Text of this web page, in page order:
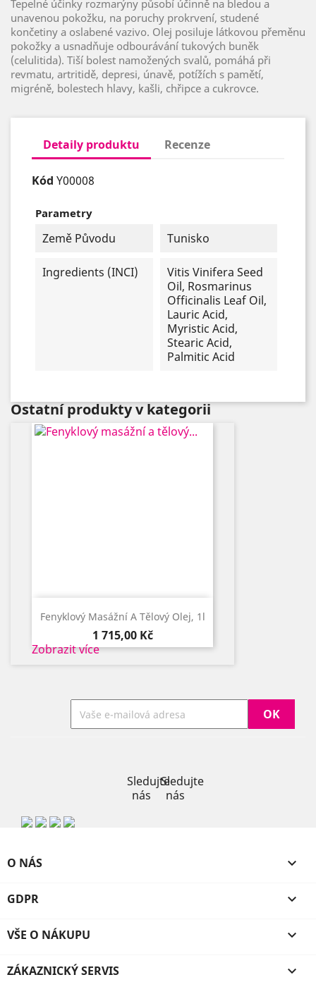
Tepelné účinky rozmarýny působí účinně na bledou a
unavenou pokožku, na poruchy prokrvení, studené
končetiny a oslabené vazivo. Olej posiluje látkovou přeměnu
pokožky a usnadňuje odbourávání tukových buněk
(celulitida). Tiší bolest namožených svalů, pomáhá při
revmatu, artritidě, depresi, únavě, potížích s pamětí,
migréně, bolestech hlavy, kašli, chřipce a cukrovce.
Detaily produktu Recenze
Kód Y00008
Parametry
Země Původu Tunisko
Ingredients (INCI)
Vitis Vinifera Seed
Oil, Rosmarinus
Officinalis Leaf Oil,
Lauric Acid,
Myristic Acid,
Stearic Acid,
Palmitic Acid
Ostatní produkty v kategorii
Fenyklový Masážní A Tělový Olej, 1l
Cena
1 715,00 Kč
Zobrazit více
Sledujte
nás
Sledujte
nás
O NÁS 
GDPR 
VŠE O NÁKUPU 
ZÁKAZNICKÝ SERVIS 